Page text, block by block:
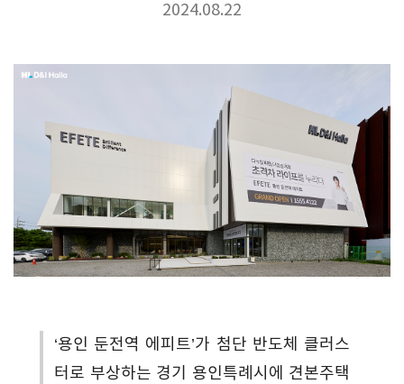
2024.08.22
‘용인 둔전역 에피트’가 첨단 반도체 클러스
터로 부상하는 경기 용인특례시에 견본주택